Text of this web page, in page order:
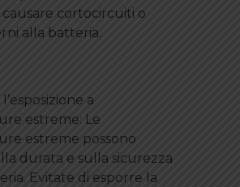
cortocircuiti o
alla batteria.
a
estreme: Le
estreme possono
durata e sulla sicurezza
Evitate di esporre la